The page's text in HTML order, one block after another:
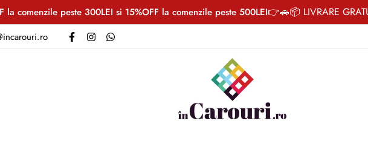
la comenzile peste 300LEI si 15%OFF la comenzile peste 500LEI👉🚗📦 LIVRARE